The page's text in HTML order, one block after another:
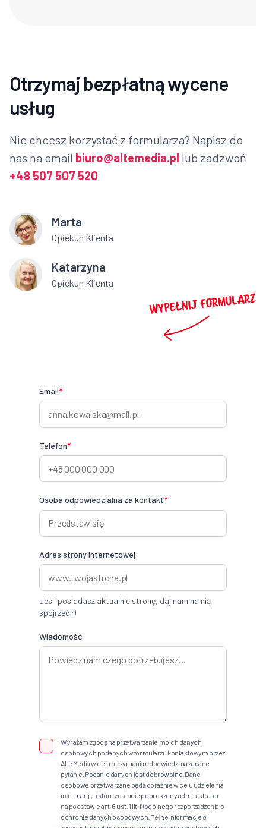
Otrzymaj bezpłatną wycene
usług
Nie chcesz korzystać z formularza? Napisz do
nas na email biuro@altemedia.pl lub zadzwoń
+48 507 507 520
Marta
Opiekun Klienta
Katarzyna
Opiekun Klienta
Email*
Telefon*
Osoba odpowiedzialna za kontakt*
Adres strony internetowej
Jeśli posiadasz aktualnie stronę, daj nam na nią
spojrzeć ;)
Wiadomość
Wyrażam zgodę na przetwarzanie moich danych
osobowych podanych w formularzu kontaktowym przez
Alte Media w celu otrzymania odpowiedzi na zadane
pytanie. Podanie danych jest dobrowolne. Dane
osobowe przetwarzane będą doraźnie w celu udzielenia
informacji, o które zostanie poproszony administrator –
na podstawie art. 6 ust. 1 lit. f) ogólnego rozporządzenia o
ochronie danych osobowych. Pełne informacje o